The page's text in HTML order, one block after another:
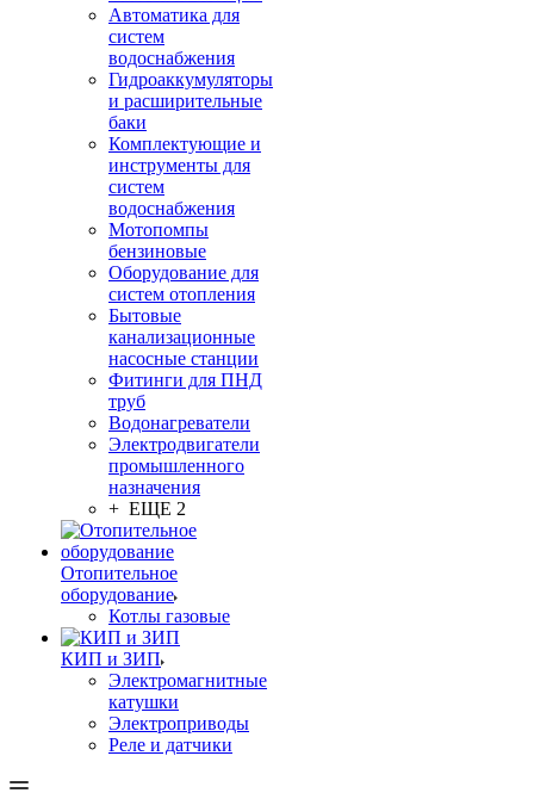
Автоматика для
систем
водоснабжения
Гидроаккумуляторы
и расширительные
баки
Комплектующие и
инструменты для
систем
водоснабжения
Мотопомпы
бензиновые
Оборудование для
систем отопления
Бытовые
канализационные
насосные станции
Фитинги для ПНД
труб
Водонагреватели
Электродвигатели
промышленного
назначения
+ ЕЩЕ 2
Отопительное
оборудование
Котлы газовые
КИП и ЗИП
Электромагнитные
катушки
Электроприводы
Реле и датчики